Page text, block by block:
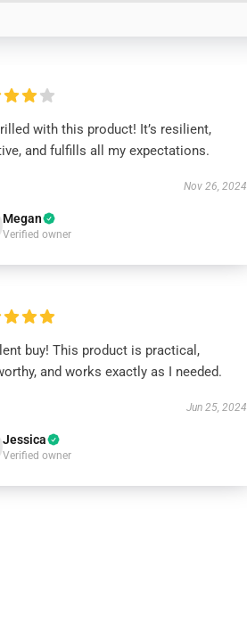
with this product! It’s resilient,
and fulfills all my expectations.
Nov 26, 2024
Megan
Verified owner
buy! This product is practical,
and works exactly as I needed.
Jun 25, 2024
Jessica
Verified owner